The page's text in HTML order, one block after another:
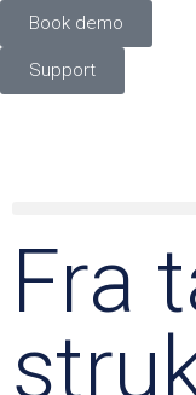
Book demo
Support
Fra